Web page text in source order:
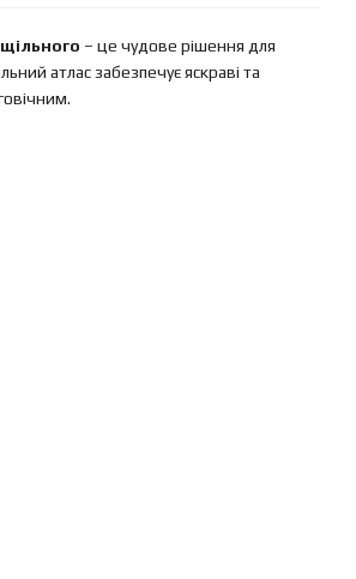
– це чудове рішення для
атлас забезпечує яскраві та